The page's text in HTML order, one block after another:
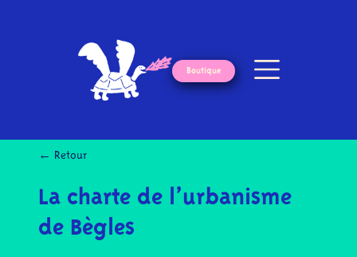
Boutique
← Retour
La charte de l’urbanisme
de Bègles